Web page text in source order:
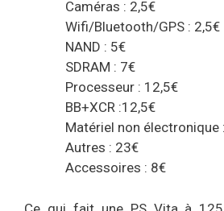
Caméras : 2,5€
Wifi/Bluetooth/GPS : 2,5€
NAND : 5€
SDRAM : 7€
Processeur : 12,5€
BB+XCR :12,5€
Matériel non électronique
Autres : 23€
Accessoires : 8€